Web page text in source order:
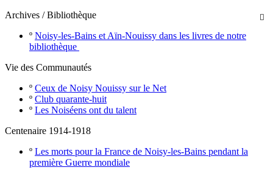

Archives / Bibliothèque
º Noisy-les-Bains et Aïn-Nouissy dans les livres de notre
bibliothèque
Vie des Communautés
º Ceux de Noisy Nouissy sur le Net
º Club quarante-huit
º Les Noiséens ont du talent
Centenaire 1914-1918
º Les morts pour la France de Noisy-les-Bains pendant la
première Guerre mondiale